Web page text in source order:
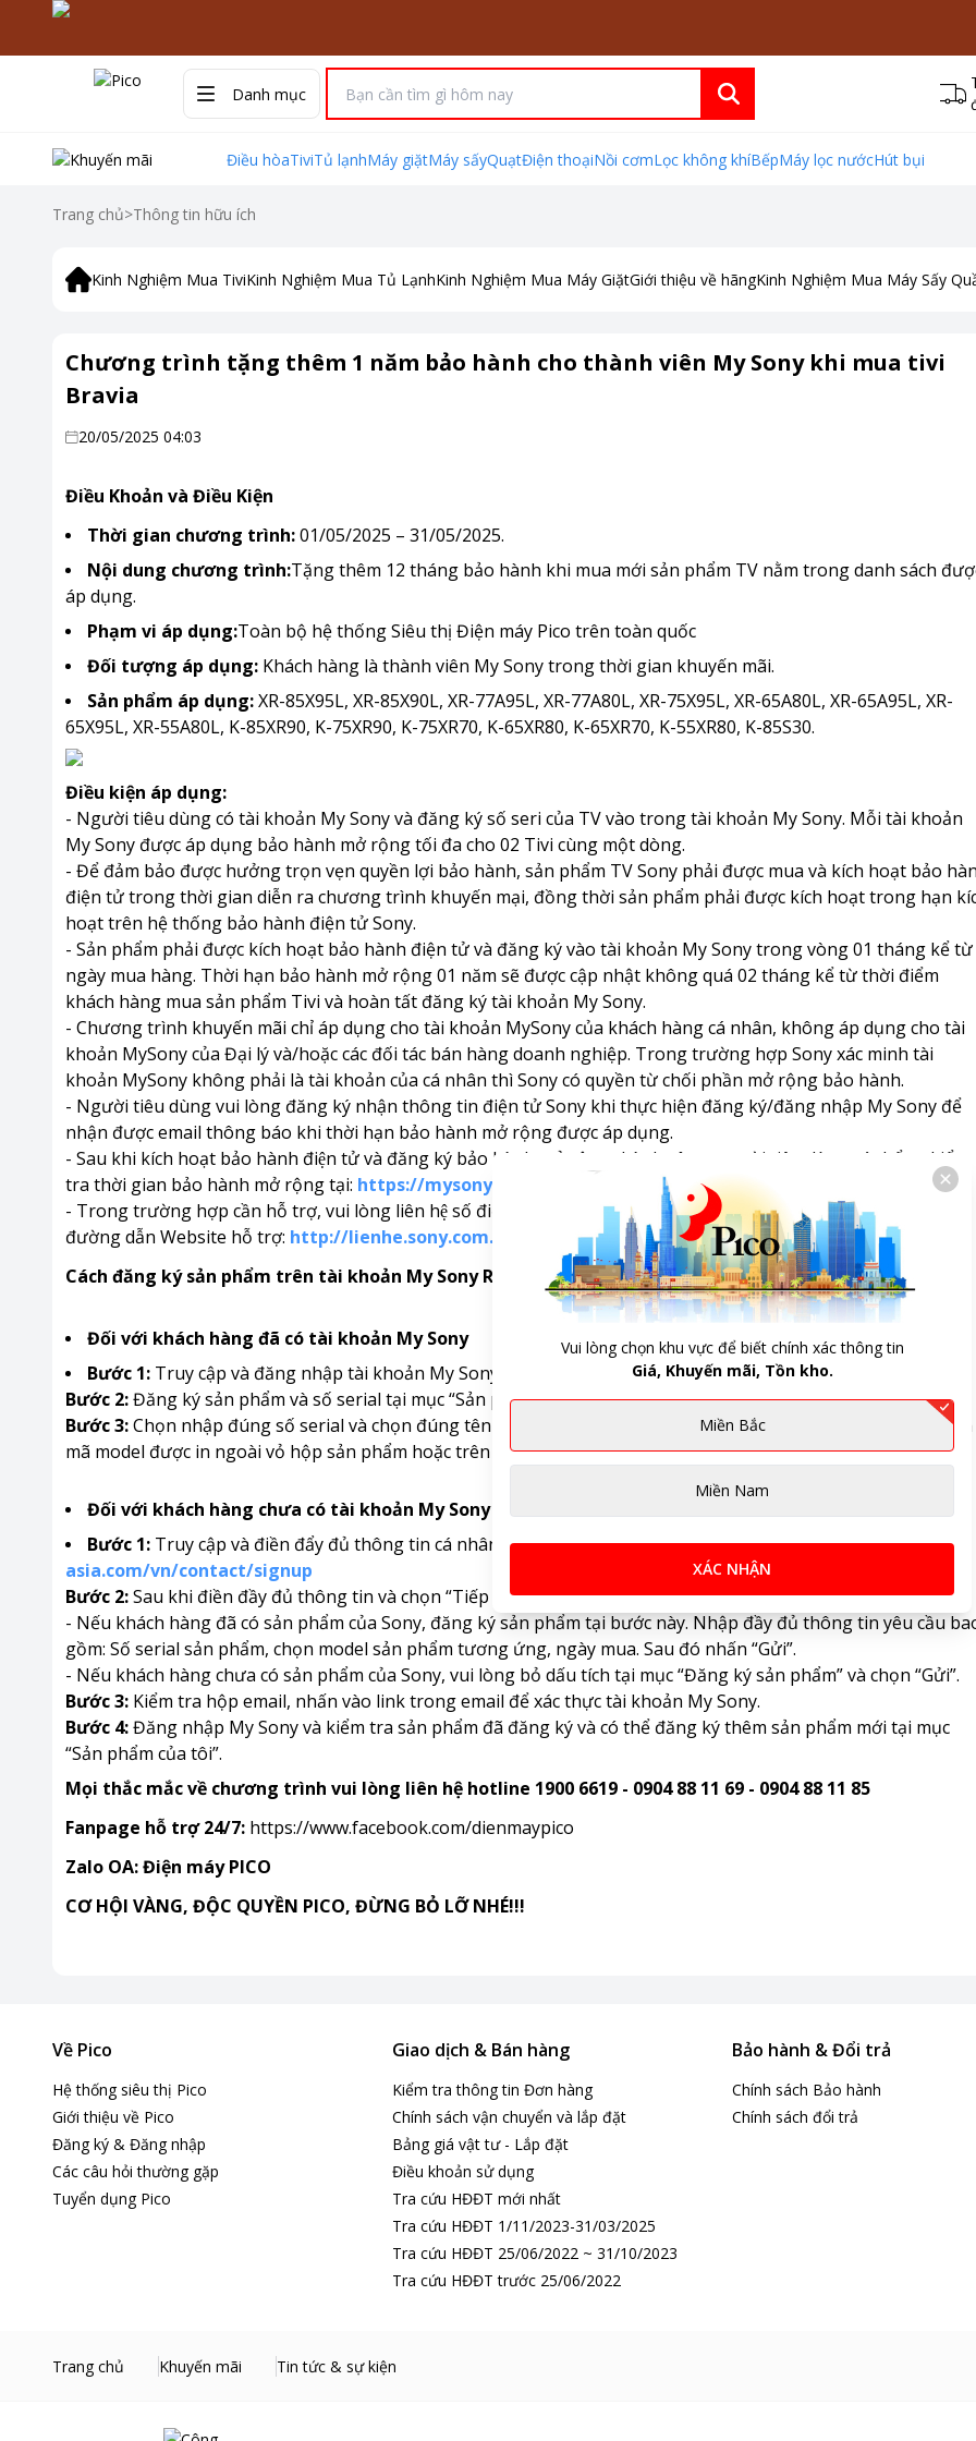
Danh mục
Điều hòaTiviTủ lạnhMáy giặtMáy sấyQuạtĐiện thoạiNồi cơmLọc không khíBếpMáy lọc nướcHút bụi
Trang chủ>Thông tin hữu ích
Kinh Nghiệm Mua TiviKinh Nghiệm Mua Tủ LạnhKinh Nghiệm Mua Máy GiặtGiới thiệu về hãngKinh Nghiệm Mua Máy Sấy
Chương trình tặng thêm 1 năm bảo hành cho thành viên My Sony khi mua tivi
Bravia
20/05/2025 04:03
Điều Khoản và Điều Kiện
Thời gian chương trình:01/05/2025 – 31/05/2025.
Nội dung chương trình:Tặng thêm 12 tháng bảo hành khi mua mới sản phẩm TV nằm trong danh sách
áp dụng.
Phạm vi áp dụng:Toàn bộ hệ thống Siêu thị Điện máy Pico trên toàn quốc
Đối tượng áp dụng: Khách hàng là thành viên My Sony trong thời gian khuyến mãi.
Sản phẩm áp dụng:XR-85X95L, XR-85X90L, XR-77A95L, XR-77A80L, XR-75X95L, XR-65A80L, XR-65A95L, XR-
65X95L, XR-55A80L, K-85XR90, K-75XR90, K-75XR70, K-65XR80, K-65XR70, K-55XR80, K-85S30.
Điều kiện áp dụng:
- Người tiêu dùng có tài khoản My Sony và đăng ký số seri của TV vào trong tài khoản My Sony. Mỗi tài khoản
My Sony được áp dụng bảo hành mở rộng tối đa cho 02 Tivi cùng một dòng.
- Để đảm bảo được hưởng trọn vẹn quyền lợi bảo hành, sản phẩm TV Sony phải được mua và kích hoạt bảo
điện tử trong thời gian diễn ra chương trình khuyến mại, đồng thời sản phẩm phải được kích hoạt trong hạn
hoạt trên hệ thống bảo hành điện tử Sony.
- Sản phẩm phải được kích hoạt bảo hành điện tử và đăng ký vào tài khoản My Sony trong vòng 01 tháng kể từ
ngày mua hàng. Thời hạn bảo hành mở rộng 01 năm sẽ được cập nhật không quá 02 tháng kể từ thời điểm
khách hàng mua sản phẩm Tivi và hoàn tất đăng ký tài khoản My Sony.
- Chương trình khuyến mãi chỉ áp dụng cho tài khoản MySony của khách hàng cá nhân, không áp dụng cho tài
khoản MySony của Đại lý và/hoặc các đối tác bán hàng doanh nghiệp. Trong trường hợp Sony xác minh tài
khoản MySony không phải là tài khoản của cá nhân thì Sony có quyền từ chối phần mở rộng bảo hành.
- Người tiêu dùng vui lòng đăng ký nhận thông tin điện tử Sony khi thực hiện đăng ký/đăng nhập My Sony để
nhận được email thông báo khi thời hạn bảo hành mở rộng được áp dụng.
- Sau khi kích hoạt bảo hành điện tử và đăng ký bảo hành mở rộng thành công, người tiêu dùng có thể tự kiểm
tra thời gian bảo hành mở rộng tại: https://mysony.sony-asia.com/vn/
- Trong trường hợp cần hỗ trợ, vui lòng liên hệ số điện thoại Hotline hỗ trợ: 1800 588 885 hoặc truy cập theo
đường dẫn Website hỗ trợ: http://lienhe.sony.com.vn
Cách đăng ký sản phẩm trên tài khoản My Sony Rewards:
Đối với khách hàng đã có tài khoản My Sony
Bước 1: Truy cập và đăng nhập tài khoản My Sony tại:
https://mysony.sony-asia.com/vn
Bước 2:Đăng ký sản phẩm và số serial tại mục “Sản phẩm của tôi”.
Bước 3:Chọn nhập đúng số serial và chọn đúng tên model của sản phẩm, sau đó nhấn “Đăng ký” (vui lòng xem
mã model được in ngoài vỏ hộp sản phẩm hoặc trên thân máy).
Đối với khách hàng chưa có tài khoản My Sony
Bước 1: Truy cập và điền đẩy đủ thông tin cá nhân để đăng ký tại:https://mysony.sony-
asia.com/vn/contact/signup
Bước 2:Sau khi điền đầy đủ thông tin và chọn “Tiếp theo”, sẽ tới bước “Đăng ký sản phẩm”.
- Nếu khách hàng đã có sản phẩm của Sony, đăng ký sản phẩm tại bước này. Nhập đầy đủ thông tin yêu cầu
gồm: Số serial sản phẩm, chọn model sản phẩm tương ứng, ngày mua. Sau đó nhấn “Gửi”.
- Nếu khách hàng chưa có sản phẩm của Sony, vui lòng bỏ dấu tích tại mục “Đăng ký sản phẩm” và chọn “Gửi”.
Bước 3: Kiểm tra hộp email, nhấn vào link trong email để xác thực tài khoản My Sony.
Bước 4:Đăng nhập My Sony và kiểm tra sản phẩm đã đăng ký và có thể đăng ký thêm sản phẩm mới tại mục
“Sản phẩm của tôi”.
Mọi thắc mắc về chương trình vui lòng liên hệ hotline 1900 6619 - 0904 88 11 69 - 0904 88 11 85
Fanpage hỗ trợ 24/7: https://www.facebook.com/dienmaypico
Zalo OA: Điện máy PICO
CƠ HỘI VÀNG, ĐỘC QUYỀN PICO, ĐỪNG BỎ LỠ NHÉ!!!
Về Pico
Hệ thống siêu thị Pico
Giới thiệu về Pico
Đăng ký & Đăng nhập
Các câu hỏi thường gặp
Tuyển dụng Pico
Giao dịch & Bán hàng
Kiểm tra thông tin Đơn hàng
Chính sách vận chuyển và lắp đặt
Bảng giá vật tư - Lắp đặt
Điều khoản sử dụng
Tra cứu HĐĐT mới nhất
Tra cứu HĐĐT 1/11/2023-31/03/2025
Tra cứu HĐĐT 25/06/2022 ~ 31/10/2023
Tra cứu HĐĐT trước 25/06/2022
Bảo hành & Đổi trả
Chính sách Bảo hành
Chính sách đổi trả
Trang chủ Khuyến mãi Tin tức & sự kiện
Vui lòng chọn khu vực để biết chính xác thông tin
Giá, Khuyến mãi, Tồn kho.
Miền Bắc
Miền Nam
XÁC NHẬN